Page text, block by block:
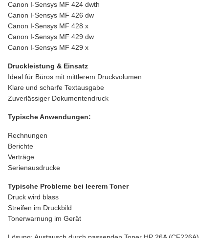
Canon I-Sensys MF 424 dwth
Canon I-Sensys MF 426 dw
Canon I-Sensys MF 428 x
Canon I-Sensys MF 429 dw
Canon I-Sensys MF 429 x
Druckleistung & Einsatz
Ideal für Büros mit mittlerem Druckvolumen
Klare und scharfe Textausgabe
Zuverlässiger Dokumentendruck
Typische Anwendungen:
Rechnungen
Berichte
Verträge
Serienausdrucke
Typische Probleme bei leerem Toner
Druck wird blass
Streifen im Druckbild
Tonerwarnung im Gerät